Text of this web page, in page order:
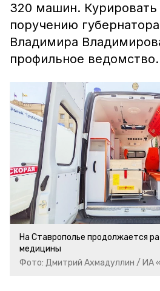
320 машин. Курировать
поручению
Владимира
профильное ведомство.
На Ставрополье продолжается
медицины
Фото: Дмитрий Ахмадуллин / ИА